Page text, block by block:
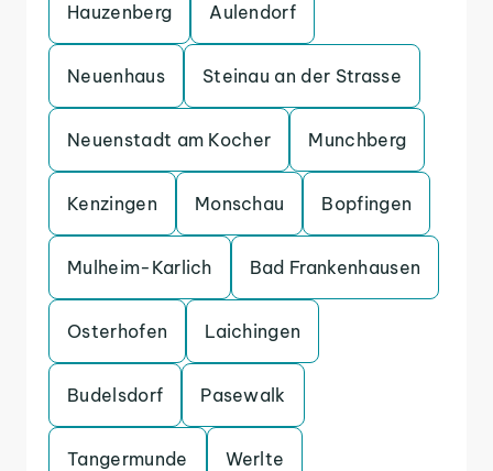
Hauzenberg Aulendorf
Neuenhaus Steinau an der Strasse
Neuenstadt am Kocher Munchberg
Kenzingen Monschau Bopfingen
Mulheim-Karlich Bad Frankenhausen
Osterhofen Laichingen
Budelsdorf Pasewalk
Tangermunde Werlte